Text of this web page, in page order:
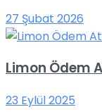
27 Şubat 2026
Limon Ödem
23 Eylül 2025